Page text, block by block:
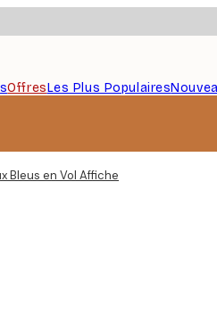
OffresLes Plus Populaires
Bleus en Vol Affiche